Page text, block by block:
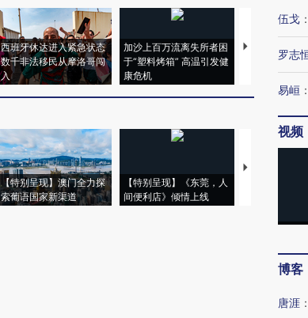
西班牙休达进入紧急状态
数千非法移民从摩洛哥闯
入
加沙上百万流离失所者困
于“塑料烤箱” 高温引发健
康危机
视线｜HYROX
术：是什么
心“花钱找虐”
【特别呈现】澳门全力探
索葡语国家新渠道
【特别呈现】《东莞，人
间便利店》倾情上线
【推广】走进
伍戈 ：
罗志
易峘 ：
视频
博客
唐涯 ：